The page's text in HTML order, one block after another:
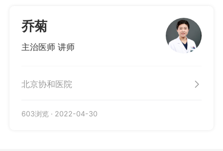
医生
乔菊
主治医师 讲师
北京协和医院
603浏览 · 2022-04-30